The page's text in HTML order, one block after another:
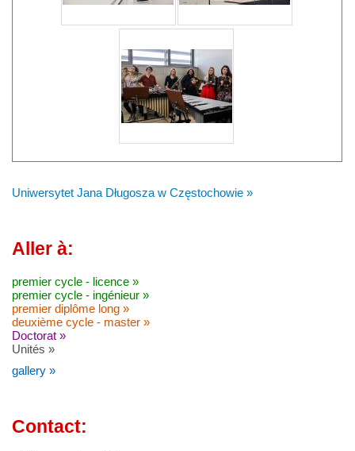
Uniwersytet Jana Długosza w Częstochowie »
Aller à:
premier cycle - licence »
premier cycle - ingénieur »
premier diplôme long »
deuxième cycle - master »
Doctorat »
Unités »
gallery »
Contact: